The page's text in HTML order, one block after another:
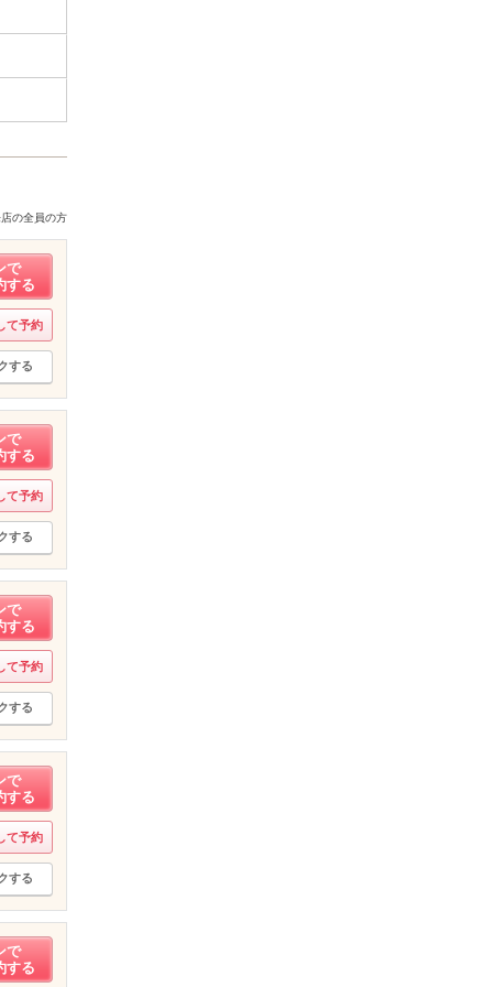
の全員の方
で
する
て予約
する
で
する
て予約
する
で
する
て予約
する
で
する
て予約
する
で
する